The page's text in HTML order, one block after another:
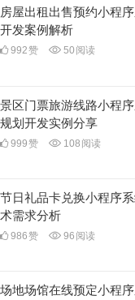
房屋出租出售预约小程
开发案例解析
992赞 50 阅读
景区门票旅游线路小程
规划开发实例分享
999赞 108 阅读
节日礼品卡兑换小程序
术需求分析
986赞 96 阅读
场地场馆在线预定小程